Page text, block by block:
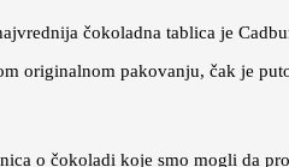
čokoladna tablica je
originalnom pakovanju, čak je
o čokoladi koje smo mogli da